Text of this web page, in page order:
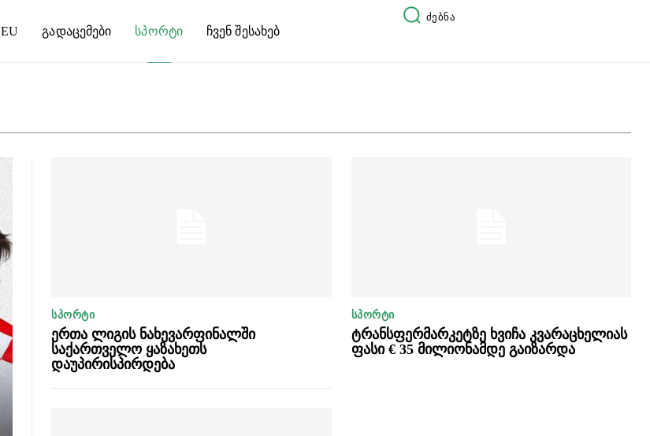
ძებნა
EU Გადაცემები Სპორტი Ჩვენ Შესახებ
ᲡᲞᲝᲠᲢᲘ
ერთა ლიგის ნახევარფინალში
საქართველო ყაზახეთს
დაუპირისპირდება
ᲡᲞᲝᲠᲢᲘ
ტრანსფერმარკეტზე ხვიჩა კვარაცხელიას
ფასი € 35 მილიონამდე გაიზარდა